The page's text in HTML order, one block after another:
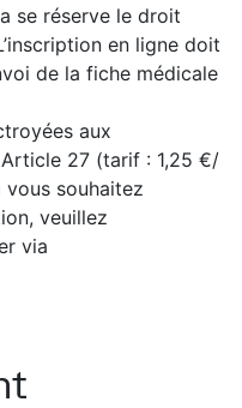
se réserve le droit
en ligne doit
de la fiche médicale
aux
27 (tarif : 1,25 €/
souhaitez
veuillez
via